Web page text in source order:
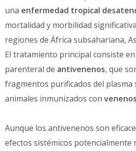
una enfermedad tropical
mortalidad y morbilidad
regiones de África subsahariana,
El tratamiento principal consiste
parenteral de antivenenos, que
fragmentos purificados del plasma
animales inmunizados con
Aunque los antivenenos son
efectos sistémicos potencialmente